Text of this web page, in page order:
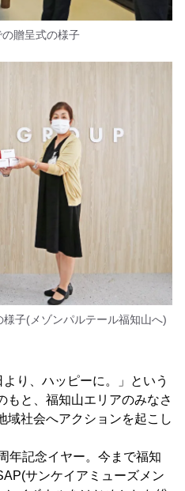
贈呈式の様子
子(メゾンパルテール福知山へ)
り、ハッピーに。」という
もと、福知山エリアのみなさ
域社会へアクションを起こし
年記念イヤー。今まで福知
サンケイアミューズメン